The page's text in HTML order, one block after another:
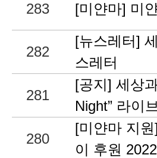
283
[미얀마] 미
282
[뉴스레터]
스레터
281
[공지] 세상
Night” 라이
280
[미얀마 지
이 후원